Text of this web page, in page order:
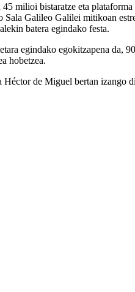
milioi bistaratze eta
Galileo Galilei mitikoan
batera egindako festa.
egindako egokitzapena da,
hobetzea.
de Miguel bertan izango